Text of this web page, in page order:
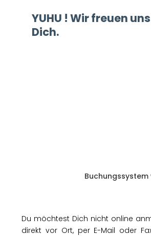
YUHU ! Wir freuen
Dich.
Buchungssystem
Du möchtest Dich nicht online
direkt vor Ort, per E-Mail oder